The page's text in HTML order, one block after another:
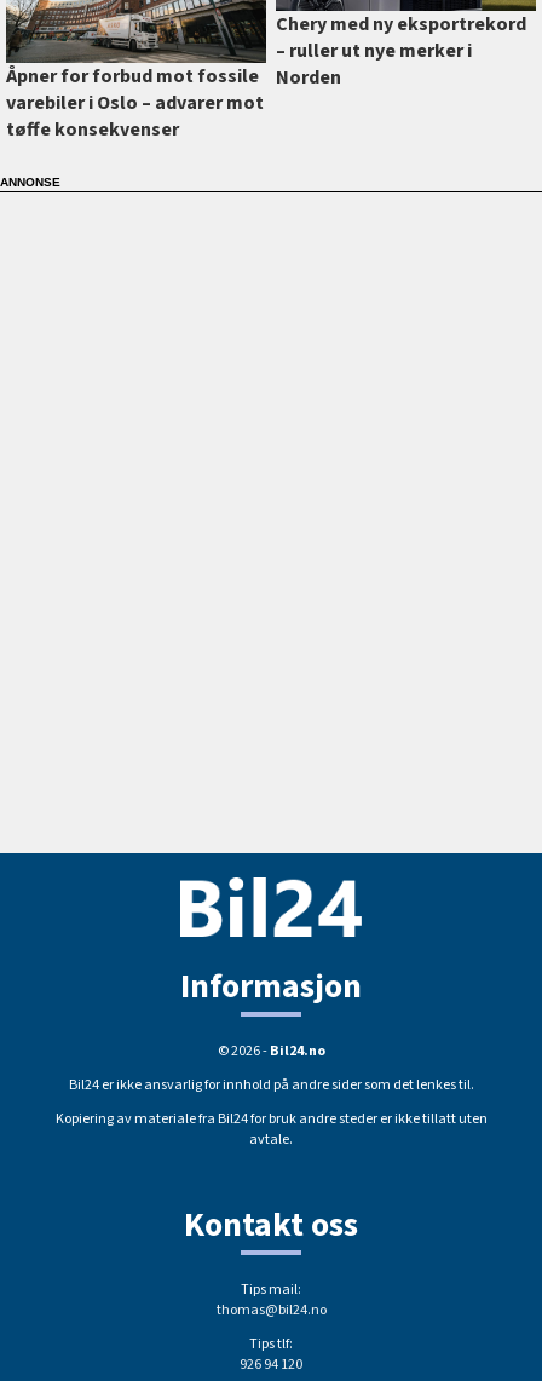
Åpner for forbud mot fossile
varebiler i Oslo –⁠ advarer mot
tøffe konsekvenser
Chery med ny eksportrekord
–⁠ ruller ut nye merker i
Norden
Informasjon
© 2026 -Bil24.no
Bil24 er ikke ansvarlig for innhold på andre sider som det lenkes til.
Kopiering av materiale fra Bil24 for bruk andre steder er ikke tillatt uten
avtale.
Kontakt oss
Tips mail:
thomas@bil24.no
Tips tlf:
926 94 120